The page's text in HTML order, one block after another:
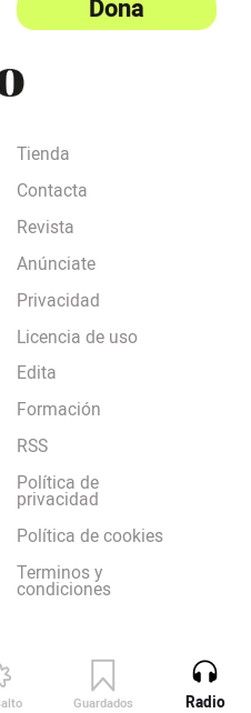
Guardados Revista
Radio
Dona
Tienda
Contacta
Revista
Anúnciate
Privacidad
Licencia de uso
Edita
Formación
RSS
Política de
privacidad
Política de cookies
Terminos y
condiciones